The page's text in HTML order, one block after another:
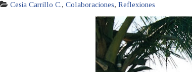
Cesia Carrillo C., Colaboraciones, Reflexiones